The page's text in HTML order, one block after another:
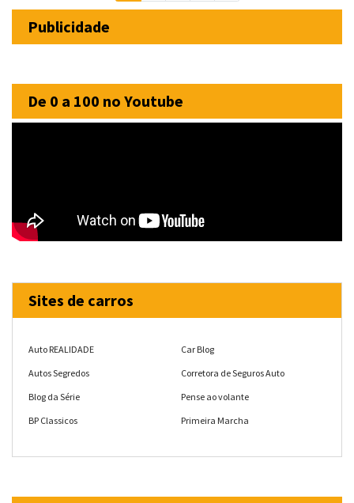
Publicidade
De 0 a 100 no Youtube
Sites de carros
Auto REALIDADE
Autos Segredos
Blog da Série
BP Classicos
Car Blog
Corretora de Seguros Auto
Pense ao volante
Primeira Marcha